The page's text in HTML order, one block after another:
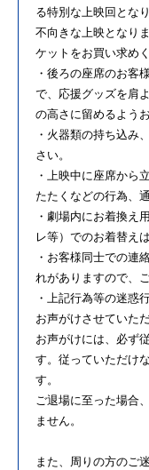
る特別な上映回とな
不向きな上映となり
ケットをお買い求めく
・後ろの座席のお客
で、応援グッズを肩
の高さに留めるよう
・火器類の持ち込み
さい。
・上映中に座席から
たたくなどの行為、
・劇場内にお着換え
レ等）でのお着替え
・お客様同士での連
れがありますので、
・上記行為等の迷惑
お声がけさせていた
お声がけには、必ず
す。従っていただけ
す。
ご退場に至った場合
ません。
また、周りの方のご